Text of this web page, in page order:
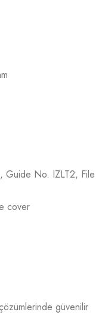
Guide No. IZLT2, File
cover
güvenilir